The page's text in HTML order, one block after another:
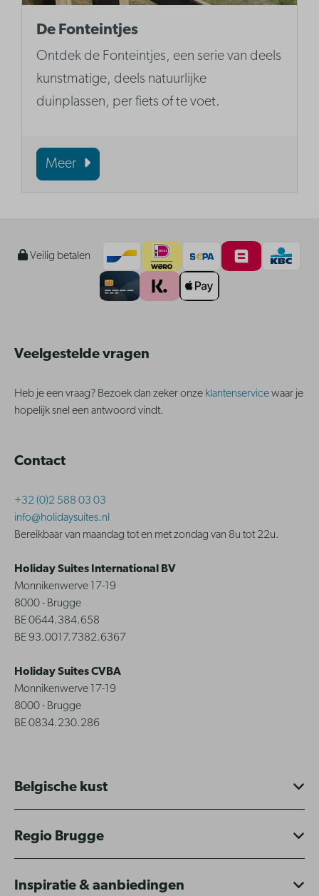
De Fonteintjes
Ontdek de Fonteintjes, een serie van deels
kunstmatige, deels natuurlijke
duinplassen, per fiets of te voet.
Meer
Veilig betalen
Veelgestelde vragen
Heb je een vraag? Bezoek dan zeker onze klantenservicewaar je
hopelijk snel een antwoord vindt.
Contact
+32 (0)2 588 03 03
info@holidaysuites.nl
Bereikbaar van maandag tot en met zondag van 8u tot 22u.
Holiday Suites International BV
Monnikenwerve 17-19
8000 - Brugge
BE 0644.384.658
BE 93.0017.7382.6367
Holiday Suites CVBA
Monnikenwerve 17-19
8000 - Brugge
BE 0834.230.286
Belgische kust
Regio Brugge
Inspiratie & aanbiedingen